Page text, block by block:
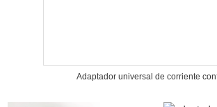
Adaptador universal de corriente